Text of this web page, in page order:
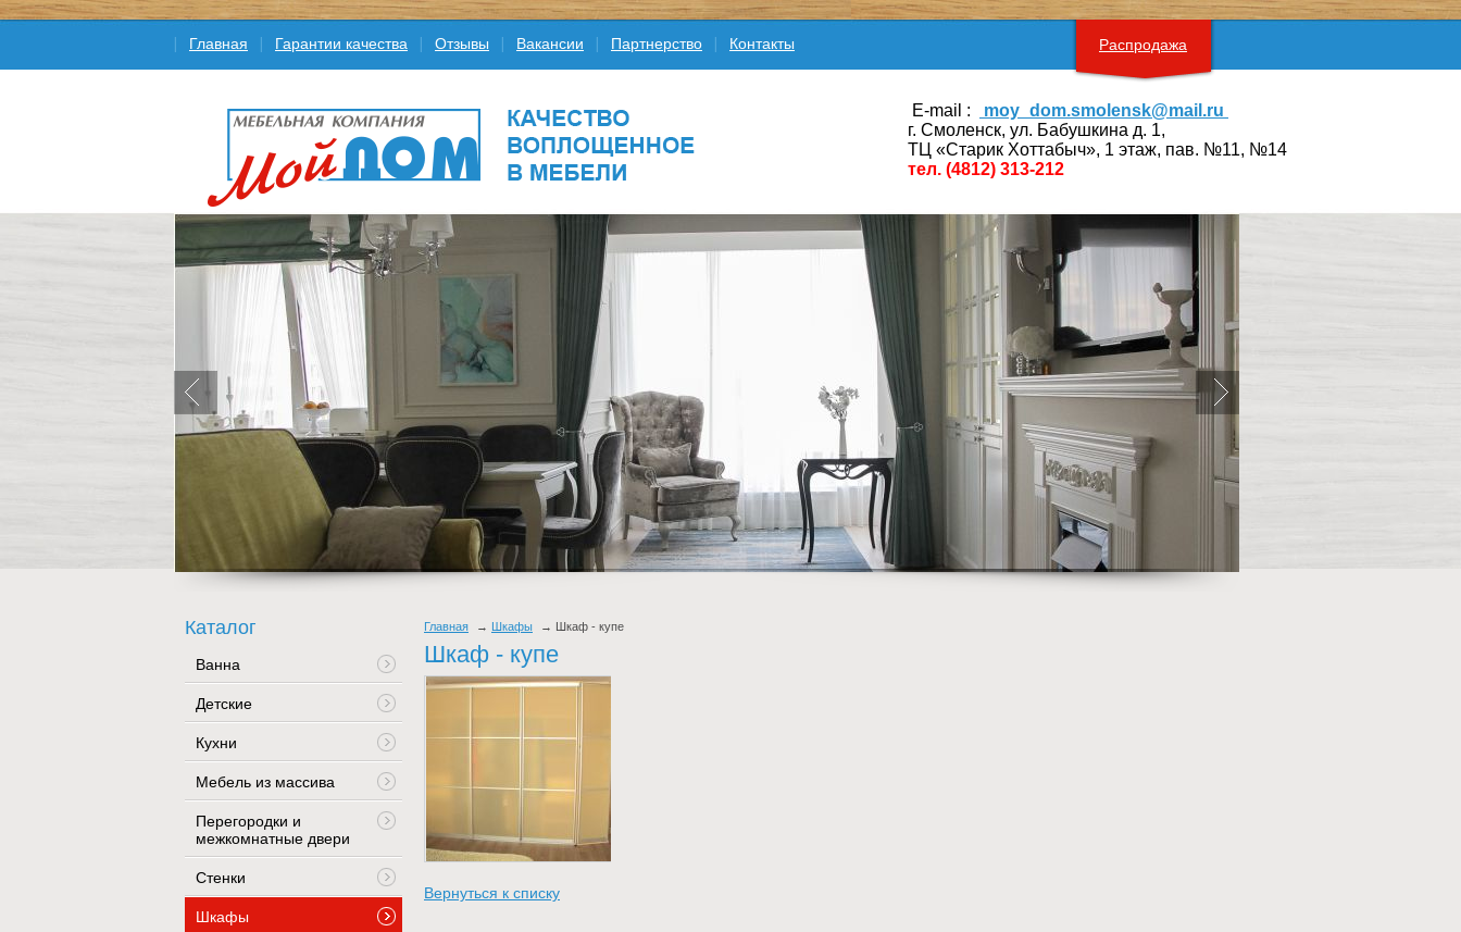
Главная Гарантии качества Отзывы Вакансии Партнерство Контакты Распродажа
E-mail :
moy_dom.smolensk@mail.ru
г. Смоленск, ул. Бабушкина д. 1,
ТЦ «Старик Хоттабыч», 1 этаж, пав. №11, №14
тел. (4812) 313-212
Главная Шкафы Шкаф - купе
Шкаф - купе
Вернуться к списку
Каталог
Ванна
Детские
Кухни
Мебель из массива
Перегородки и
межкомнатные двери
Стенки
Шкафы